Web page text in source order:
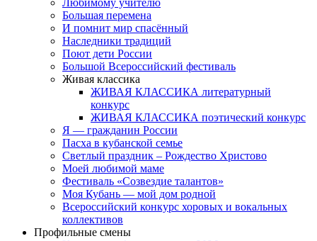
Любимому учителю
Большая перемена
И помнит мир спасённый
Наследники традиций
Поют дети России
Большой Всероссийский фестиваль
Живая классика
ЖИВАЯ КЛАССИКА литературный
конкурс
ЖИВАЯ КЛАССИКА поэтический конкурс
Я — гражданин России
Пасха в кубанской семье
Светлый праздник – Рождество Христово
Моей любимой маме
Фестиваль «Созвездие талантов»
Моя Кубань — мой дом родной
Всероссийский конкурс хоровых и вокальных
коллективов
Профильные смены